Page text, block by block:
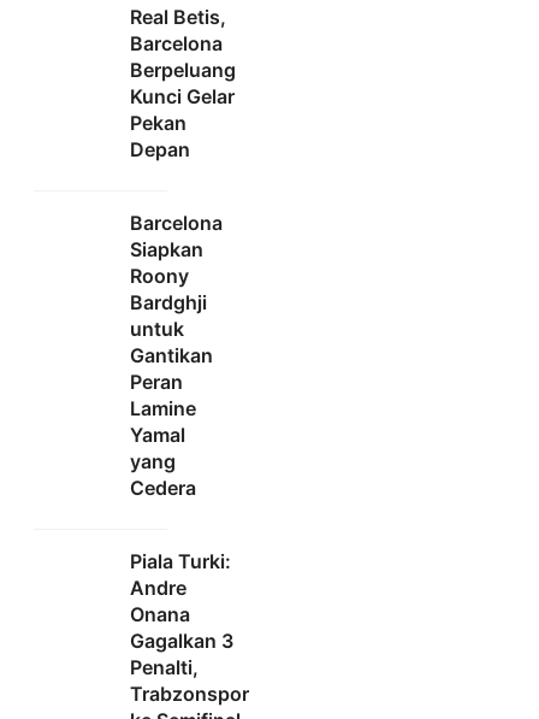
Real Betis,
Barcelona
Berpeluang
Kunci Gelar
Pekan
Depan
Barcelona
Siapkan
Roony
Bardghji
untuk
Gantikan
Peran
Lamine
Yamal
yang
Cedera
Piala Turki:
Andre
Onana
Gagalkan 3
Penalti,
Trabzonspor